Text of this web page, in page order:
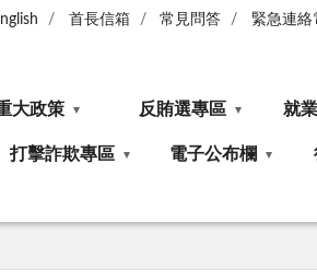
首長信箱 常見問答 緊急連絡
大政策 反賄選專區 就
打擊詐欺專區 電子公布欄